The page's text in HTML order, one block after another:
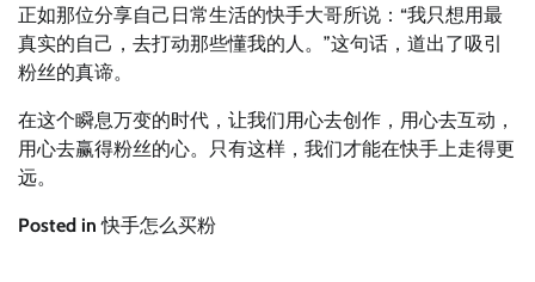
正如那位分享自己日常生活的快手大哥所说：“我只想用最
真实的自己，去打动那些懂我的人。”这句话，道出了吸引
粉丝的真谛。
在这个瞬息万变的时代，让我们用心去创作，用心去互动，
用心去赢得粉丝的心。只有这样，我们才能在快手上走得更
远。
Posted in快手怎么买粉